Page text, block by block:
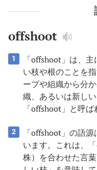
offshoot
1
「offshoot」は、
い枝や根のことを
ープや組織から分
織、あるいは新し
「offshoot」と呼ば
2
「offshoot」の語
います。これは、
株）を合わせた言